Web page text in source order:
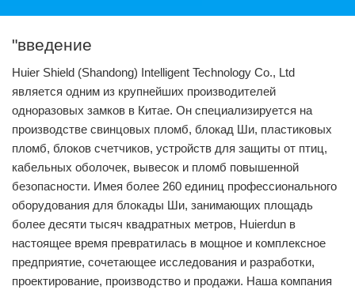
"введение
Huier Shield (Shandong) Intelligent Technology Co., Ltd
является одним из крупнейших производителей
одноразовых замков в Китае. Он специализируется на
производстве свинцовых пломб, блокад Ши, пластиковых
пломб, блоков счетчиков, устройств для защиты от птиц,
кабельных оболочек, вывесок и пломб повышенной
безопасности. Имея более 260 единиц профессионального
оборудования для блокады Ши, занимающих площадь
более десяти тысяч квадратных метров, Huierdun в
настоящее время превратилась в мощное и комплексное
предприятие, сочетающее исследования и разработки,
проектирование, производство и продажи. Наша компания